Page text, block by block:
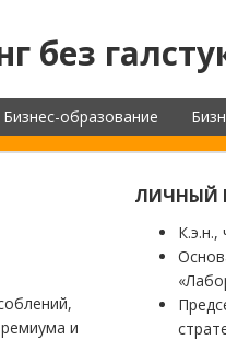
без
Бизнес-образование
и
ЛИЧНЫЙ